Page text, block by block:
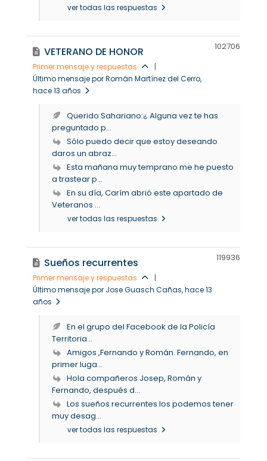
ver todas las respuestas
VETERANO DE HONOR
Primer mensaje y respuestas
|
Último mensaje por Román Martínez del Cerro,
hace 13 años
102706
Querido Sahariano:¿ Alguna vez te has
preguntado p...
Sólo puedo decir que estoy deseando
daros un abraz...
Esta mañana muy temprano me he puesto
a trastear p...
En su día, Carím abrió este apartado de
Veteranos ...
ver todas las respuestas
Sueños recurrentes
Primer mensaje y respuestas
|
Último mensaje por Jose Guasch Cañas, hace 13
años
119936
​En el grupo del Facebook de la Policía
Territoria...
Amigos ,Fernando y Román. Fernando, en
primer luga...
Hola compañeros Josep, Román y
Fernando, después d...
Los sueños recurrentes los podemos tener
muy desag...
ver todas las respuestas